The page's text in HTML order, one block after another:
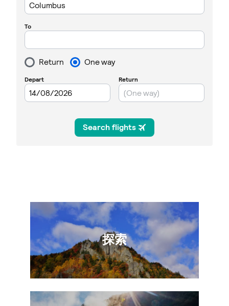
探索